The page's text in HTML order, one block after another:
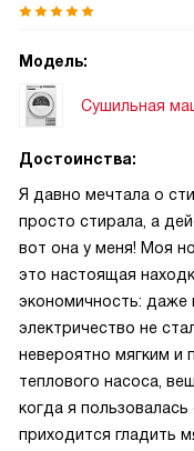
Модель:
Сушильная
Достоинства:
Я давно мечтала о
просто стирала, а
вот она у меня! Моя
это настоящая
экономичность: даже
электричество не
невероятно мягким и
теплового насоса,
когда я
приходится гладить